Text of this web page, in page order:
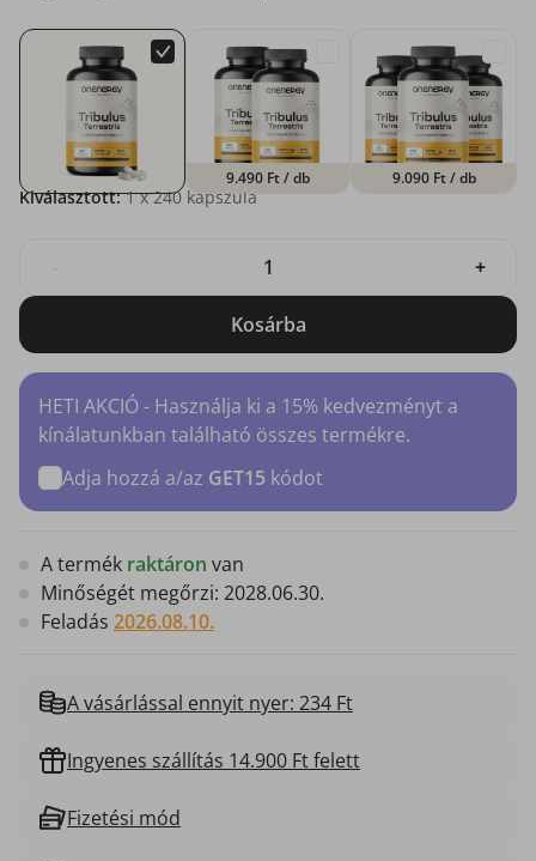
9.490 Ft/ db 9.090 Ft/ db
Kiválasztott: 1x 240 kapszula
+
Kosárba
HETI AKCIÓ - Használja ki a 15% kedvezményt a
kínálatunkban található összes termékre.
Adja hozzá a/az GET15 kódot
A termék raktáron van
Minőségét megőrzi: 2028.06.30.
Feladás 2026.08.10.
A vásárlással ennyit nyer: 234 Ft
Ingyenes szállítás 14.900 Ft felett
Fizetési mód